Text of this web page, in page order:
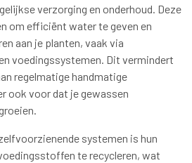
verzorging en onderhoud. Deze
om efficiënt water te geven en
aan je planten, vaak via
voedingssystemen. Dit vermindert
regelmatige handmatige
ook voor dat je gewassen
systemen is hun
te recycleren, wat